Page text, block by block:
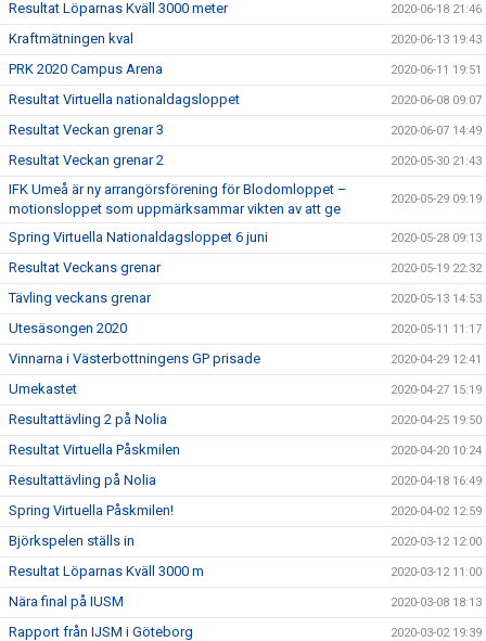
Resultat Löparnas Kväll 3000 meter 2020-06-18 21:46
Kraftmätningen kval 2020-06-13 19:43
PRK 2020 Campus Arena 2020-06-11 19:51
Resultat Virtuella nationaldagsloppet 2020-06-08 09:07
Resultat Veckan grenar 3 2020-06-07 14:49
Resultat Veckan grenar 2 2020-05-30 21:43
IFK Umeå är ny arrangörsförening för Blodomloppet –
motionsloppet som uppmärksammar vikten av att ge
2020-05-29 09:19
Spring Virtuella Nationaldagsloppet 6 juni 2020-05-28 09:13
Resultat Veckans grenar 2020-05-19 22:32
Tävling veckans grenar 2020-05-13 14:53
Utesäsongen 2020 2020-05-11 11:17
Vinnarna i Västerbottningens GP prisade 2020-04-29 12:41
Umekastet 2020-04-27 15:19
Resultattävling 2 på Nolia 2020-04-25 19:50
Resultat Virtuella Påskmilen 2020-04-20 10:24
Resultattävling på Nolia 2020-04-18 16:49
Spring Virtuella Påskmilen! 2020-04-02 12:59
Björkspelen ställs in 2020-03-12 12:00
Resultat Löparnas Kväll 3000 m 2020-03-12 11:00
Nära final på IUSM 2020-03-08 18:13
Rapport från IJSM i Göteborg 2020-03-02 19:39